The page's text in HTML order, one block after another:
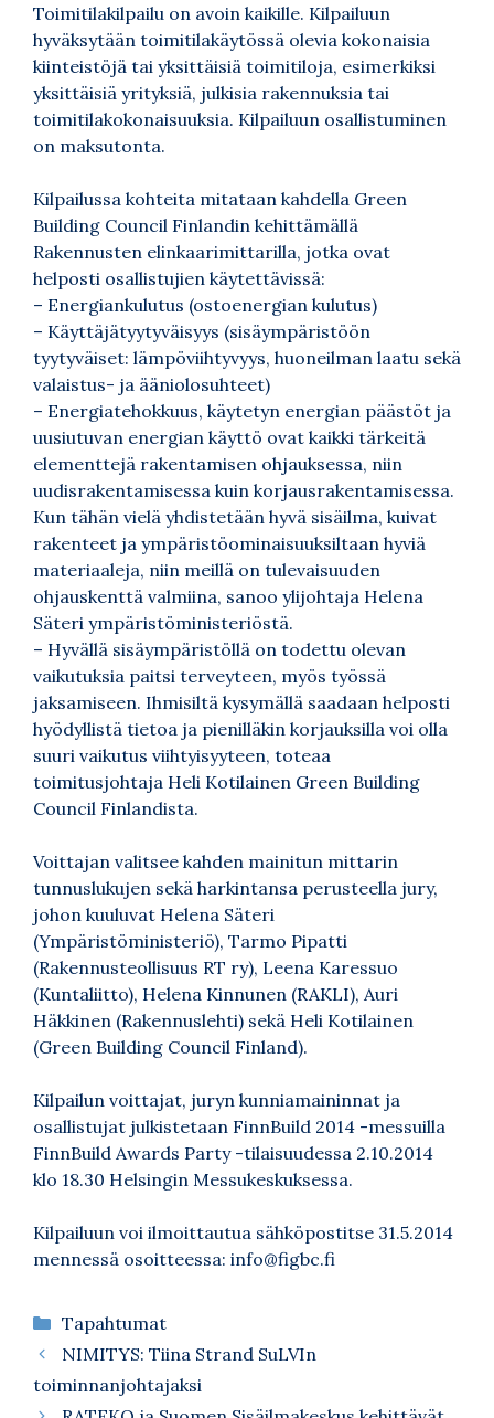
Toimitilakilpailu on avoin kaikille. Kilpailuun
hyväksytään toimitilakäytössä olevia kokonaisia
kiinteistöjä tai yksittäisiä toimitiloja, esimerkiksi
yksittäisiä yrityksiä, julkisia rakennuksia tai
toimitilakokonaisuuksia. Kilpailuun osallistuminen
on maksutonta.
Kilpailussa kohteita mitataan kahdella Green
Building Council Finlandin kehittämällä
Rakennusten elinkaarimittarilla, jotka ovat
helposti osallistujien käytettävissä:
– Energiankulutus (ostoenergian kulutus)
– Käyttäjätyytyväisyys (sisäympäristöön
tyytyväiset: lämpöviihtyvyys, huoneilman laatu sekä
valaistus- ja ääniolosuhteet)
– Energiatehokkuus, käytetyn energian päästöt ja
uusiutuvan energian käyttö ovat kaikki tärkeitä
elementtejä rakentamisen ohjauksessa, niin
uudisrakentamisessa kuin korjausrakentamisessa.
Kun tähän vielä yhdistetään hyvä sisäilma, kuivat
rakenteet ja ympäristöominaisuuksiltaan hyviä
materiaaleja, niin meillä on tulevaisuuden
ohjauskenttä valmiina, sanoo ylijohtaja Helena
Säteri ympäristöministeriöstä.
– Hyvällä sisäympäristöllä on todettu olevan
vaikutuksia paitsi terveyteen, myös työssä
jaksamiseen. Ihmisiltä kysymällä saadaan helposti
hyödyllistä tietoa ja pienilläkin korjauksilla voi olla
suuri vaikutus viihtyisyyteen, toteaa
toimitusjohtaja Heli Kotilainen Green Building
Council Finlandista.
Voittajan valitsee kahden mainitun mittarin
tunnuslukujen sekä harkintansa perusteella jury,
johon kuuluvat Helena Säteri
(Ympäristöministeriö), Tarmo Pipatti
(Rakennusteollisuus RT ry), Leena Karessuo
(Kuntaliitto), Helena Kinnunen (RAKLI), Auri
Häkkinen (Rakennuslehti) sekä Heli Kotilainen
(Green Building Council Finland).
Kilpailun voittajat, juryn kunniamaininnat ja
osallistujat julkistetaan FinnBuild 2014 -messuilla
FinnBuild Awards Party -tilaisuudessa 2.10.2014
klo 18.30 Helsingin Messukeskuksessa.
Kilpailuun voi ilmoittautua sähköpostitse 31.5.2014
mennessä osoitteessa: info@figbc.fi
Kategoriat
Tapahtumat
NIMITYS: Tiina Strand SuLVIn
toiminnanjohtajaksi